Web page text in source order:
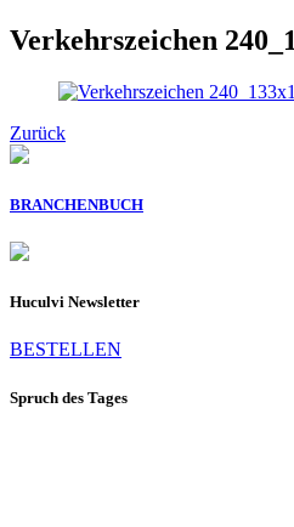
Verkehrszeichen
Zurück
BRANCHENBUCH
Huculvi Newsletter
BESTELLEN
Spruch des Tages